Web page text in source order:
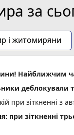
за
і житомиряни
Найближчим
деблокували
при зіткненні з
при зіткненні